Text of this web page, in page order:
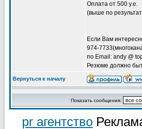
Оплата от 500 у.е.
(выше по
Если Вам
974-
по Email: andy @
Резюме должно
Вернуться к началу
Показать сообщения:
pr агентство